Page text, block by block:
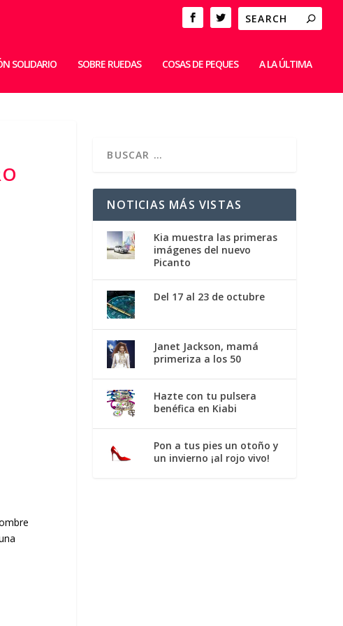
SOLIDARIO SOBRE RUEDAS COSAS DE PEQUES A LA ÚLTIMA
NOTICIAS MÁS VISTAS
Kia muestra las primeras
imágenes del nuevo
Picanto
Del 17 al 23 de octubre
Janet Jackson, mamá
primeriza a los 50
Hazte con tu pulsera
benéfica en Kiabi
Pon a tus pies un otoño y
un invierno ¡al rojo vivo!